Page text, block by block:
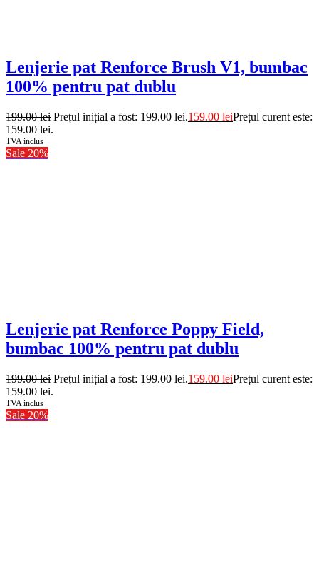
Lenjerie pat Renforce Brush V1, bumbac
100% pentru pat dublu
199.00lei Prețul inițial a fost: 199.00 lei.159.00 leiPrețul curent este:
159.00 lei.
TVA inclus
Sale 20%
Lenjerie pat Renforce Poppy Field,
bumbac 100% pentru pat dublu
199.00lei Prețul inițial a fost: 199.00 lei.159.00 leiPrețul curent este:
159.00 lei.
TVA inclus
Sale 20%